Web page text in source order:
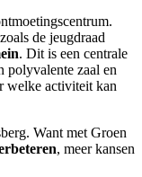
de jeugdraad
. Dit is een centrale
polyvalente zaal en
welke activiteit kan
Want met Groen
, meer kansen